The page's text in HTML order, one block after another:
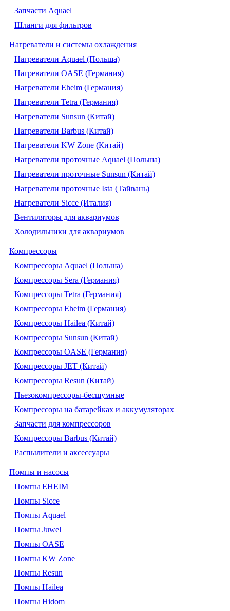
Запчасти Aquael
Шланги для фильтров
Нагреватели и системы охлаждения
Нагреватели Aquael (Польша)
Нагреватели OASE (Германия)
Нагреватели Eheim (Германия)
Нагреватели Tetra (Германия)
Нагреватели Sunsun (Китай)
Нагреватели Barbus (Китай)
Нагреватели KW Zone (Китай)
Нагреватели проточные Aquael (Польша)
Нагреватели проточные Sunsun (Китай)
Нагреватели проточные Ista (Тайвань)
Нагреватели Sicce (Италия)
Вентиляторы для аквариумов
Холодильники для аквариумов
Компрессоры
Компрессоры Aquael (Польша)
Компрессоры Sera (Германия)
Компрессоры Tetra (Германия)
Компрессоры Eheim (Германия)
Компрессоры Hailea (Китай)
Компрессоры Sunsun (Китай)
Компрессоры OASE (Германия)
Компрессоры JET (Китай)
Компрессоры Resun (Китай)
Пьезокомпрессоры-бесшумные
Компрессоры на батарейках и аккумуляторах
Запчасти для компрессоров
Компрессоры Barbus (Китай)
Распылители и аксессуары
Помпы и насосы
Помпы EHEIM
Помпы Sicce
Помпы Aquael
Помпы Juwel
Помпы OASE
Помпы KW Zone
Помпы Resun
Помпы Hailea
Помпы Hidom